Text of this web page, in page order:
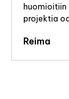
huomioitiin
projektia
Reima